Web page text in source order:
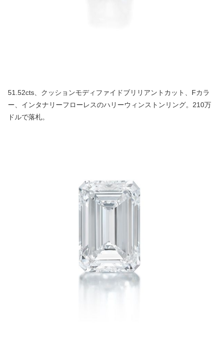
51.52cts、クッションモディファイドブリリアントカット、Fカラ
ー、インタナリーフローレスのハリーウィンストンリング。210万
ドルで落札。